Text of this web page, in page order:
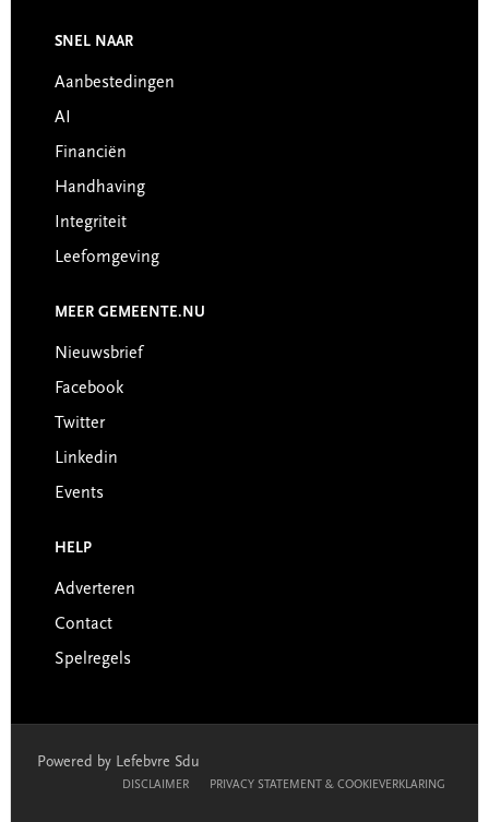
Footer
SNEL NAAR
Aanbestedingen
AI
Financiën
Handhaving
Integriteit
Leefomgeving
MEER GEMEENTE.NU
Nieuwsbrief
Facebook
Twitter
Linkedin
Events
HELP
Adverteren
Contact
Spelregels
Powered by Lefebvre Sdu
DISCLAIMER PRIVACY STATEMENT & COOKIEVERKLARING